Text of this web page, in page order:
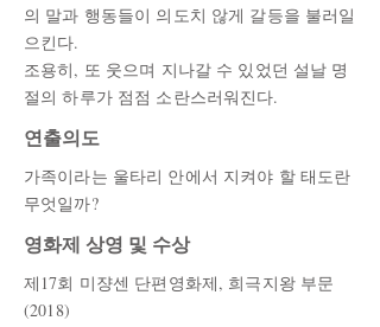
의 말과 행동들이 의도치 않게 갈등을 불러일
으킨다.
조용히, 또 웃으며 지나갈 수 있었던 설날 명
절의 하루가 점점 소란스러워진다.
연출의도
가족이라는 울타리 안에서 지켜야 할 태도란
무엇일까?
영화제 상영 및 수상
제17회 미쟝센 단편영화제, 희극지왕 부문
(2018)